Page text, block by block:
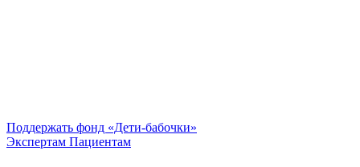
Поддержать фонд «Дети-бабочки»
Экспертам Пациентам